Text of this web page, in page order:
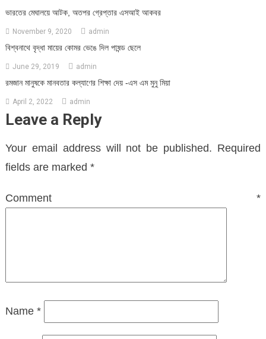
ভারতের মেঘালয়ে আটক, অতপর গ্রেপ্তার এসআই আকবর
November 9, 2020 admin
বিশ্বনাথে বৃদ্ধা মায়ের কোমর ভেঙে দিল পাষন্ড ছেলে
June 29, 2019 admin
রমজান মানুষকে মানবতার কল্যাণের শিক্ষা দেয় -এস এম মুনু মিয়া
April 2, 2022 admin
Leave a Reply
Your email address will not be published. Required
fields are marked *
Comment*
Name *